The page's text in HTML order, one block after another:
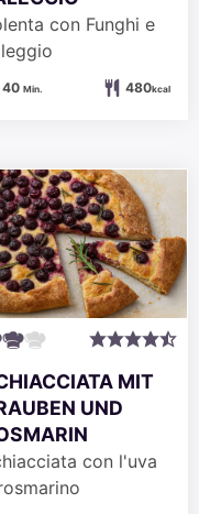
con Funghi e
40Minuten
Min. 480kcal
MIT
UND
con l'uva